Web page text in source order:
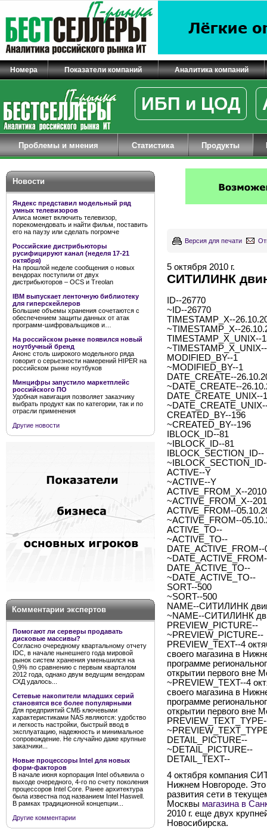
Номера Показатели компаний Аналитика компаний
ИБП и ЦОД
Проблемы и мнения Статистика Продукты
Новости
Яндекс представил модельный ряд
умных телевизоров
Алиса может включить телевизор,
порекомендовать и найти фильм, поставить
его на паузу или сделать погромче
Российские дистрибьюторы
русифицируют канал (неделя 17-21
октября)
На прошлой неделе сообщения о новых
вендорах поступили от двух
дистрибьюторов – OCS и Treolan
IBM выпускает ленточную библиотеку
для гиперскейлеров
Большие объемы хранения сочетаются с
обеспечением защиты данных от атак
программ-шифровальщиков и…
На российском рынке появился новый
ноутбучный бренд
Анонс столь широкого модельного ряда
говорит о серьезности намерений HIPER на
российском рынке ноутбуков
Минцифры запустило маркетплейс
российского ПО
Удобная навигация позволяет заказчику
выбрать продукт как по категории, так и по
отрасли применения
Другие новости
Комментарии экспертов
Помогают ли серверы продавать
дисковые массивы?
Согласно очередному квартальному отчету
IDC, в начале нынешнего года мировой
рынок систем хранения уменьшился на
0,9% по сравнению с первым кварталом
2012 года, однако двум ведущим вендорам
СХД удалось...
Сетевые накопители младших серий
становятся все более популярными
Для предприятий СМБ ключевыми
характеристиками NAS являются: удобство
и легкость настройки, быстрый ввод в
эксплуатацию, надежность и минимальное
сопровождение. Не случайно даже крупные
заказчики...
Новые процессоры Intel для новых
форм-факторов
В начале июня корпорация Intel объявила о
выходе очередного, 4-го по счету поколения
процессоров Intel Core. Ранее архитектура
была известна под названием Intel Haswell.
В рамках традиционной концепции...
Другие комментарии
Версия для печати
5 октября 2010 г.
СИТИЛИНК
ID--26770
~ID--26770
TIMESTAMP_X--
~TIMESTAMP_X--
TIMESTAMP_X_UNIX--
MODIFIED_BY--1
~MODIFIED_BY--1
DATE_CREATE--
~DATE_CREATE--
DATE_CREATE_UNIX--
CREATED_BY--196
~CREATED_BY--196
IBLOCK_ID--81
~IBLOCK_ID--81
IBLOCK_SECTION_ID--
ACTIVE--Y
~ACTIVE--Y
ACTIVE_FROM_X--
~ACTIVE_FROM_X--
ACTIVE_FROM--
~ACTIVE_FROM--
ACTIVE_TO--
~ACTIVE_TO--
DATE_ACTIVE_FROM--
DATE_ACTIVE_TO--
~DATE_ACTIVE_TO--
SORT--500
~SORT--500
NAME--СИТИЛИНК
~NAME--СИТИЛИНК
PREVIEW_PICTURE--
~PREVIEW_PICTURE--
PREVIEW_TEXT--4
своего магазина в
программе
открытии первого вне
~PREVIEW_TEXT--4
своего магазина в
программе
открытии первого вне
DETAIL_PICTURE--
~DETAIL_PICTURE--
DETAIL_TEXT--
4 октября компания
Нижнем Новгороде. Это
развития сети в
Москвы магазина в
2010 г. еще двух
Новосибирска.